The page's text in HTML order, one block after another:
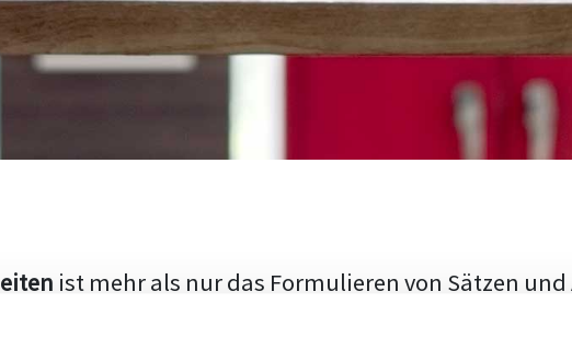
ist mehr als nur das Formulieren von Sätzen
und die Fähigkeit, den aktuellen